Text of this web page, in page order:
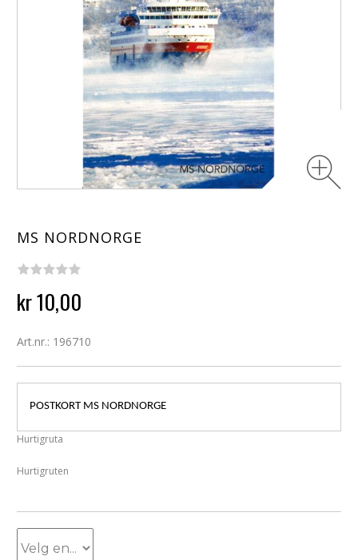
MS NORDNORGE
kr 10,00
Art.nr.: 196710
POSTKORT MS NORDNORGE
Hurtigruta
Hurtigruten